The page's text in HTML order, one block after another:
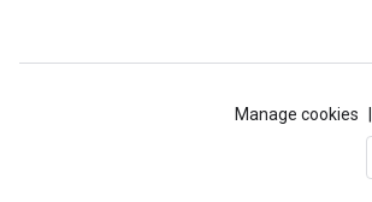
Manage cookies